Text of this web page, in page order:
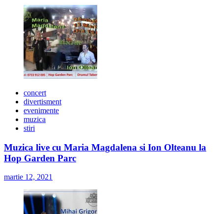
concert
divertisment
evenimente
muzica
stiri
Muzica live cu Maria Magdalena si Ion Olteanu la
Hop Garden Parc
martie 12, 2021